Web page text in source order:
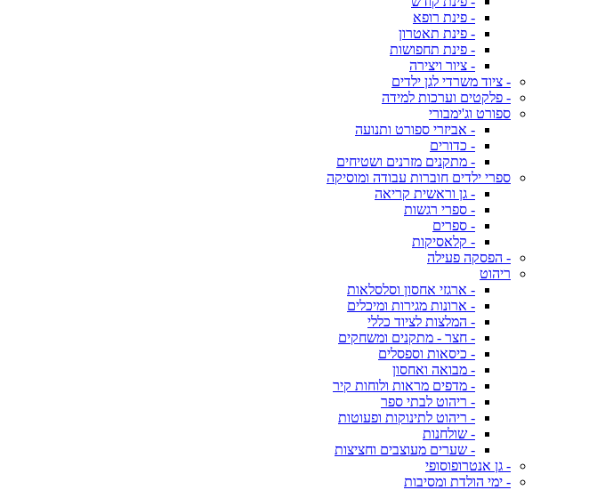
- פינת רופא
- פינת תאטרון
- פינת תחפושות
- ציור ויצירה
- ציוד משרדי לגן ילדים
- פלקטים וערכות למידה
ספורט וג'ימבורי
- אביזרי ספורט ותנועה
- כדורים
- מתקנים מזרנים ושטיחים
ספרי ילדים חוברות עבודה ומוסיקה
- גן וראשית קריאה
- ספרי רגשות
- ספרים
- קלאסיקות
- הפסקה פעילה
ריהוט
- ארגזי אחסון וסלסלאות
- ארונות מגירות ומיכלים
- המלצות לציוד כללי
- חצר - מתקנים ומשחקים
- כיסאות וספסלים
- מבואה ואחסון
- מדפים מראות ולוחות קיר
- ריהוט לבתי ספר
- ריהוט לתינוקות ופעוטות
- שולחנות
- שערים מעוצבים וחציצות
- גן אנטרופוסופי
- ימי הולדת ומסיבות